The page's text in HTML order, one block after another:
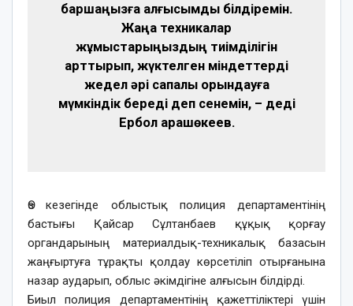
баршаңызға алғысымды білдіремін.
Жаңа техникалар
жұмыстарыңыздың тиімділігін
арттырып, жүктелген міндеттерді
жедел әрі сапалы орындауға
мүмкіндік береді деп сенемін, – деді
Ербол Қарашөкеев.
Өз кезегінде облыстық полиция департаментінің
бастығы Қайсар Сұлтанбаев құқық қорғау
органдарының материалдық-техникалық базасын
жаңғыртуға тұрақты қолдау көрсетіліп отырғанына
назар аударып, облыс әкімдігіне алғысын білдірді.
Биыл полиция департаментінің қажеттіліктері үшін